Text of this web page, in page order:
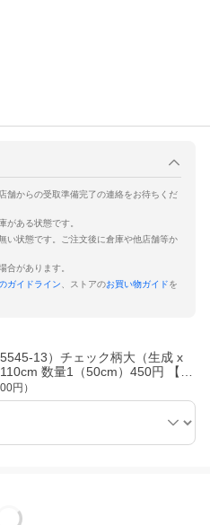
舗からの受取準備完了の連絡をお待ちくだ
がある状態です。
い状態です。ご注文後に倉庫や他店舗等か
合があります。
ガイドライン 、ストアのお買い物ガイドを
13）チェック柄大（生成 x
数量1（50cm）450円 【特
円）